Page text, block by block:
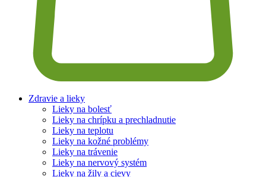
Zdravie a lieky
Lieky na bolesť
Lieky na chrípku a prechladnutie
Lieky na teplotu
Lieky na kožné problémy
Lieky na trávenie
Lieky na nervový systém
Lieky na žily a cievy